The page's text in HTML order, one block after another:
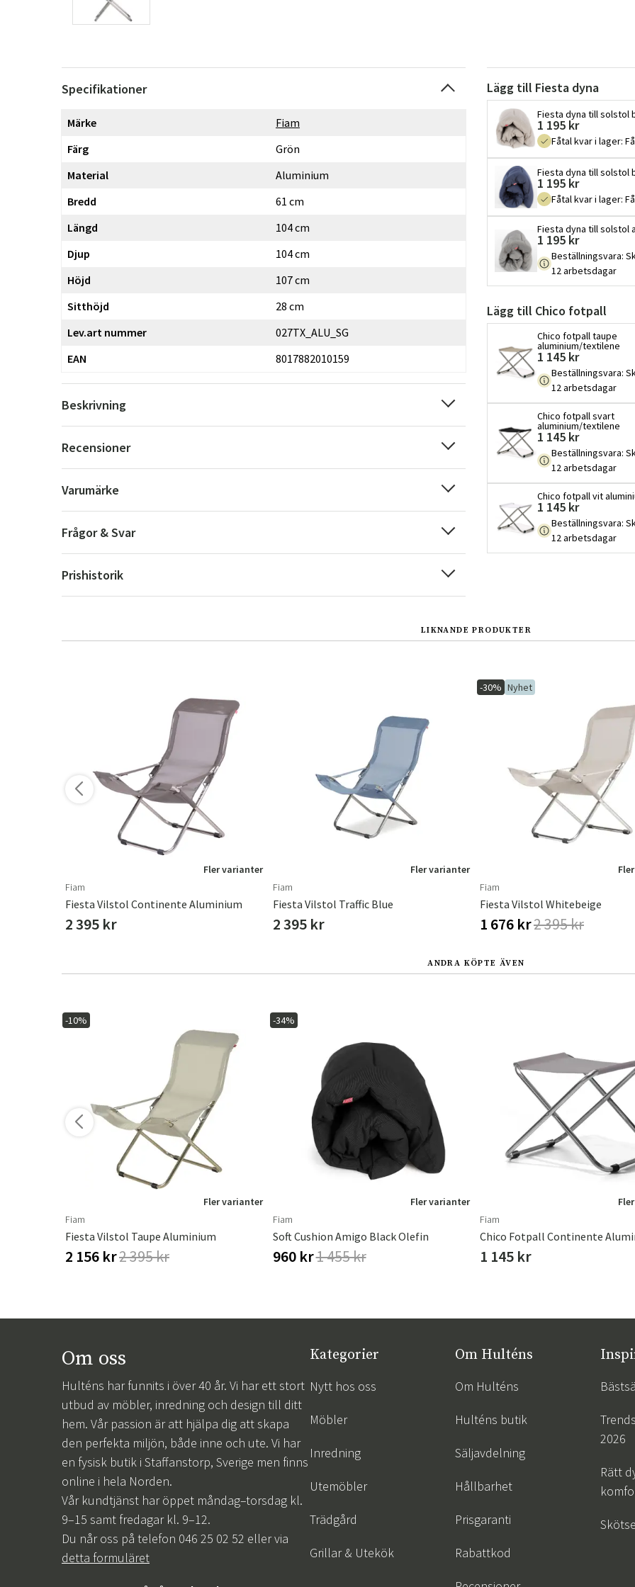
Norge
Suomi
Specifikationer
Märke
Fiam
Färg
Grön
Material
Aluminium
Bredd
61 cm
Längd
104 cm
Djup
104 cm
Höjd
107 cm
Sitthöjd
28 cm
Lev.art nummer
027TX_ALU_SG
EAN
8017882010159
Beskrivning
Recensioner
Varumärke
Frågor & Svar
Prishistorik
Lägg till Fiesta dyna
Fiesta dyna till solstol
1 195 kr
Fåtal kvar i lager:
Fiesta dyna till solstol
1 195 kr
Fåtal kvar i lager:
Fiesta dyna till solstol
1 195 kr
Beställningsvara:
12 arbetsdagar
Lägg till Chico fotpall
Chico fotpall taupe
aluminium/textilene
1 145 kr
Beställningsvara:
12 arbetsdagar
Chico fotpall svart
aluminium/textilene
1 145 kr
Beställningsvara:
12 arbetsdagar
Chico fotpall vit
1 145 kr
Beställningsvara:
12 arbetsdagar
LIKNANDE PRODUKTER
Fler varianter
Fiam
Fiesta Vilstol Continente Aluminium
2 395 kr
Fler varianter
Fiam
Fiesta Vilstol Traffic Blue
2 395 kr
-30% Nyhet
Fiam
Fiesta Vilstol Whitebeige
1 676 kr2 395 kr
ANDRA KÖPTE ÄVEN
-10%
Fler varianter
Fiam
Fiesta Vilstol Taupe Aluminium
2 156 kr2 395 kr
-34%
Fler varianter
Fiam
Soft Cushion Amigo Black Olefin
960 kr1 455 kr
Fiam
1 145 kr
Om oss
Hulténs har funnits i över 40 år. Vi har ett stort
utbud av möbler, inredning och design till ditt
hem. Vår passion är att hjälpa dig att skapa
den perfekta miljön, både inne och ute. Vi har
en fysisk butik i Staffanstorp, Sverige men finns
online i hela Norden.
Vår kundtjänst har öppet måndag–torsdag kl.
9–15 samt fredagar kl. 9–12.
Du når oss på telefon 046 25 02 52 eller via
detta formuläret
Kategorier
Nytt hos oss
Möbler
Inredning
Utemöbler
Trädgård
Grillar & Utekök
Om Hulténs
Om Hulténs
Hulténs butik
Säljavdelning
Hållbarhet
Prisgaranti
Rabattkod
2026
Rätt